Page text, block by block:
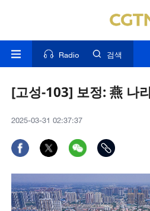
Radio 검색
[고성-103] 보정: 燕 나
2025-03-31 02:37:37